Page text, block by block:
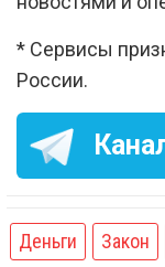
* Сервисы
России.
Деньги Закон